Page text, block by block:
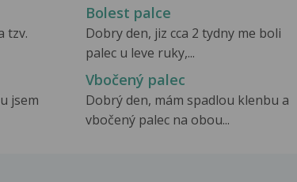
tzv.
Bolest palce
Dobry den, jiz cca 2 tydny me boli
palec u leve ruky,...
jsem
Vbočený palec
Dobrý den, mám spadlou klenbu a
vbočený palec na obou...